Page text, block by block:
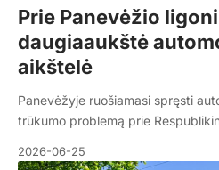
Prie Panevėžio
daugiaaukštė
aikštelė
Panevėžyje ruošiamasi spręsti
trūkumo problemą prie
2026-06-25